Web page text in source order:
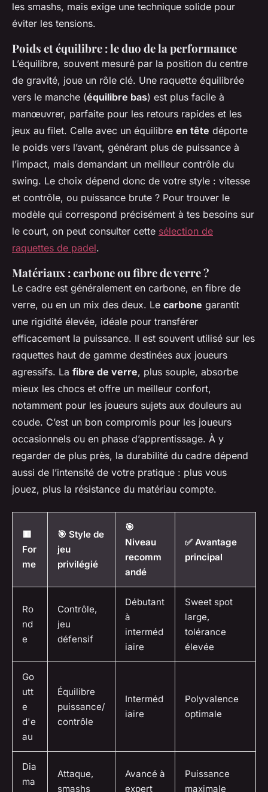
les smashs, mais exige une technique solide pour
éviter les tensions.
Poids et équilibre : le duo de la performance
L’équilibre, souvent mesuré par la position du centre
de gravité, joue un rôle clé. Une raquette équilibrée
vers le manche (équilibre bas) est plus facile à
manœuvrer, parfaite pour les retours rapides et les
jeux au filet. Celle avec un équilibre en tête déporte
le poids vers l’avant, générant plus de puissance à
l’impact, mais demandant un meilleur contrôle du
swing. Le choix dépend donc de votre style : vitesse
et contrôle, ou puissance brute ? Pour trouver le
modèle qui correspond précisément à tes besoins sur
le court, on peut consulter cette sélection de
raquettes de padel.
Matériaux : carbone ou fibre de verre ?
Le cadre est généralement en carbone, en fibre de
verre, ou en un mix des deux. Le carbone garantit
une rigidité élevée, idéale pour transférer
efficacement la puissance. Il est souvent utilisé sur les
raquettes haut de gamme destinées aux joueurs
agressifs. La fibre de verre, plus souple, absorbe
mieux les chocs et offre un meilleur confort,
notamment pour les joueurs sujets aux douleurs au
coude. C’est un bon compromis pour les joueurs
occasionnels ou en phase d’apprentissage. À y
regarder de plus près, la durabilité du cadre dépend
aussi de l’intensité de votre pratique : plus vous
jouez, plus la résistance du matériau compte.
🟥
For
me
🎯 Style de
jeu
privilégié
🎯
Niveau
recomm
andé
✅ Avantage
principal
Ro
nd
e
Contrôle,
jeu
défensif
Débutant
à
interméd
iaire
Sweet spot
large,
tolérance
élevée
Go
utt
e
d'e
au
Équilibre
puissance/
contrôle
Interméd
iaire
Polyvalence
optimale
Dia
ma
Attaque,
smashs
Avancé à
expert
Puissance
maximale